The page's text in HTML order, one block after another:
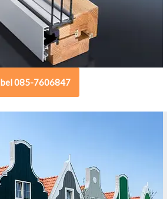
bel 085-7606847